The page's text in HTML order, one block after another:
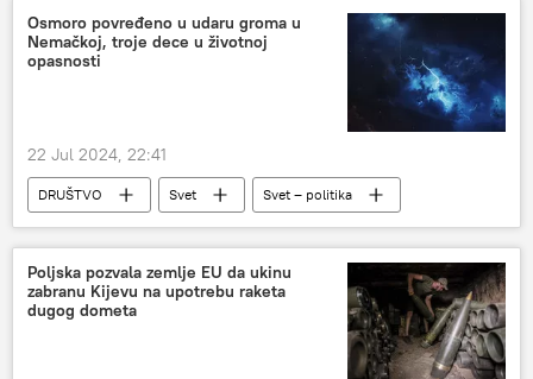
Osmoro povređeno u udaru groma u
Nemačkoj, troje dece u životnoj
opasnosti
22 Jul 2024, 22:41
DRUŠTVO Svet Svet – politika
Poljska pozvala zemlje EU da ukinu
zabranu Kijevu na upotrebu raketa
dugog dometa